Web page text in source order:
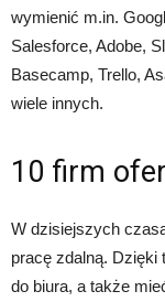
wymienić m.in.
Salesforce, Adobe,
Basecamp, Trello,
wiele innych.
10 firm
W dzisiejszych
pracę zdalną. Dzięki
do biura, a także